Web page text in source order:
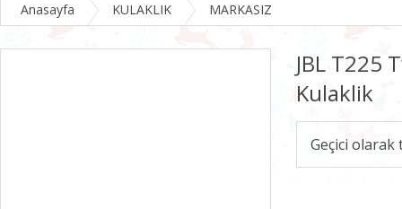
Anasayfa KULAKLIK MARKASIZ
JBL T225
Kulaklik
Geçici